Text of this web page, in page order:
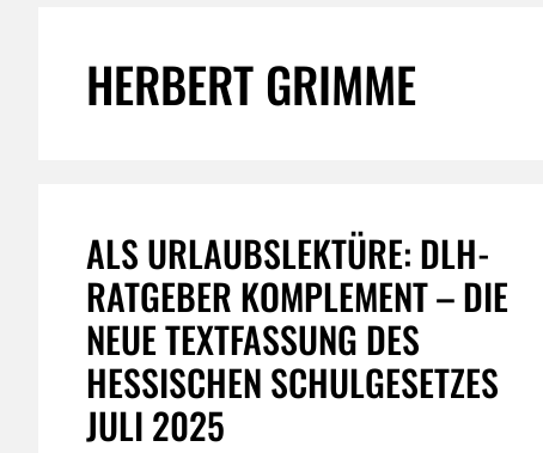
HERBERT GRIMME
ALS URLAUBSLEKTÜRE: DLH-
RATGEBER KOMPLEMENT – DIE
NEUE TEXTFASSUNG DES
HESSISCHEN SCHULGESETZES
JULI 2025